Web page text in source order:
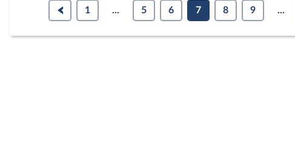
1 ... 5 6 7 8 9 ...